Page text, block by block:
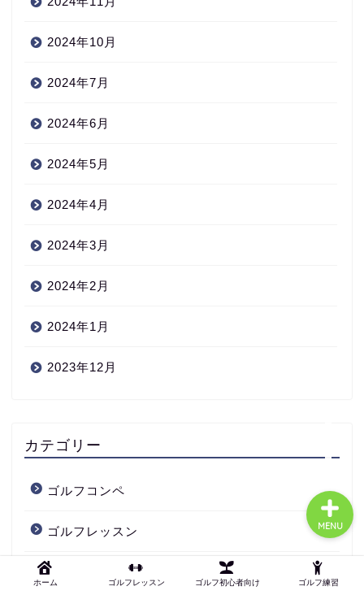
2024年10月
2024年7月
2024年6月
2024年5月
2024年4月
2024年3月
2024年2月
2024年1月
2023年12月
カテゴリー
ゴルフコンペ
ゴルフレッスン
ゴルフ初心者向け
ホーム ゴルフレッスン ゴルフ初心者向け ゴルフ練習
MENU